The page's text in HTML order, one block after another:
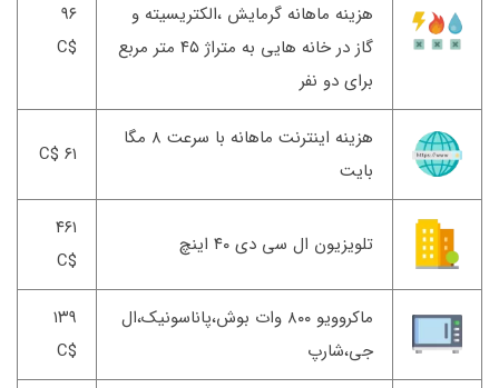
هزینه ماهانه گرمایش ،الکتریسیته و
گاز در خانه هایی به متراژ ۴۵ متر مربع
برای دو نفر
۹۶
$C
هزینه اینترنت ماهانه با سرعت ۸ مگا
بایت
۶۱ $C
تلویزیون ال سی دی ۴۰ اینچ
۴۶۱
$C
ماکروویو ۸۰۰ وات بوش،پاناسونیک،ال
جی،شارپ
۱۳۹
$C